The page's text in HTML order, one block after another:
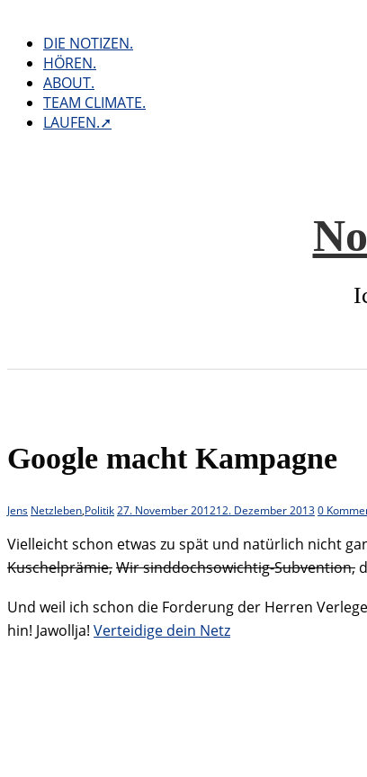
contentDIE NOTIZEN.
HÖREN.
ABOUT.
TEAM CLIMATE.
LAUFEN.➚
Google macht Kampagne
Jens Netzleben,Politik27. November 201212. Dezember 20130
Vielleicht schon etwas zu spät und natürlich nicht
Kuschelprämie,Wir sinddochsowichtig-Subvention,
Und weil ich schon die Forderung der Herren
hin! Jawollja! Verteidige dein Netz